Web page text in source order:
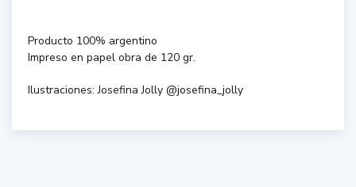
Producto 100% argentino
Impreso en papel obra de 120 gr.
Ilustraciones: Josefina Jolly @josefina_jolly